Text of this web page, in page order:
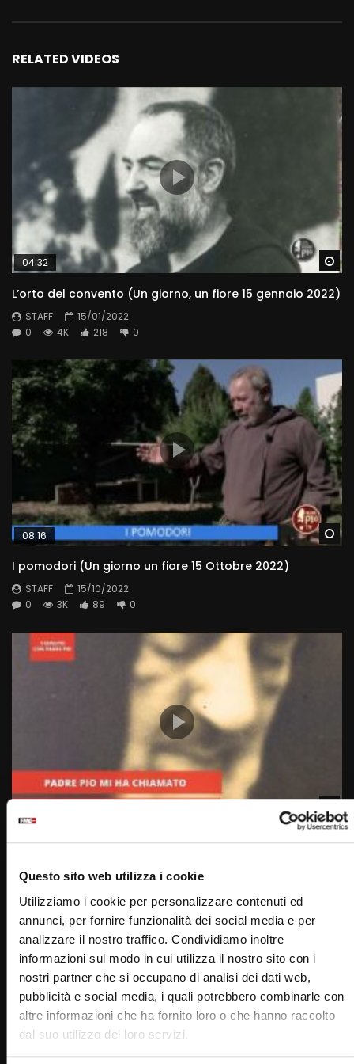
Questo sito web utilizza i cookie
Utilizziamo i cookie per personalizzare contenuti ed
annunci, per fornire funzionalità dei social media e per
analizzare il nostro traffico. Condividiamo inoltre
informazioni sul modo in cui utilizza il nostro sito con i
nostri partner che si occupano di analisi dei dati web,
pubblicità e social media, i quali potrebbero combinarle con
altre informazioni che ha fornito loro o che hanno raccolto
dal suo utilizzo dei loro servizi.
RELATED VIDEOS
04:32
L’orto del convento (Un giorno, un fiore 15 gennaio 2022)
STAFF
15/01/2022
0
4K 218 0
08:16
I pomodori (Un giorno un fiore 15 Ottobre 2022)
STAFF
15/10/2022
0
3K 89 0
Padre Pio mi ha chiamato
0
2.9K 294 0